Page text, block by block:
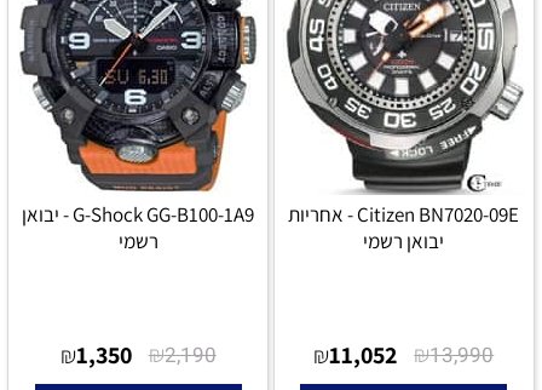
Citizen BN7020-09E - אחריות
יבואן רשמי
₪13,990
₪11,052
G-Shock GG-B100-1A9 - יבואן
רשמי
₪2,190
₪1,350